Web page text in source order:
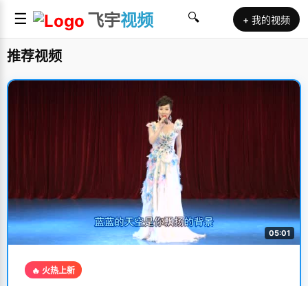
☰ 飞宇视频 🔍 + 我的视频
推荐视频
05:01
🔥 火热上新